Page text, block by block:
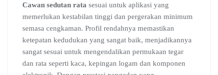
Cawan sedutan rata sesuai untuk aplikasi yang
memerlukan kestabilan tinggi dan pergerakan minimum
semasa cengkaman. Profil rendahnya memastikan
ketepatan kedudukan yang sangat baik, menjadikannya
sangat sesuai untuk mengendalikan permukaan tegar
dan rata seperti kaca, kepingan logam dan komponen